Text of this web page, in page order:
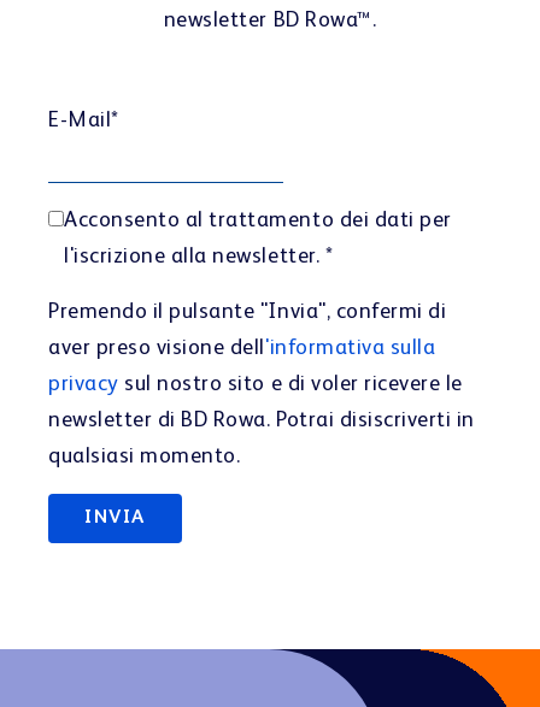
newsletter BD Rowa™.
E-Mail*
Acconsento al trattamento dei dati per
l'iscrizione alla newsletter. *
Premendo il pulsante "Invia", confermi di
aver preso visione dell 'informativa sulla
privacy sul nostro sito e di voler ricevere le
newsletter di BD Rowa. Potrai disiscriverti in
qualsiasi momento.